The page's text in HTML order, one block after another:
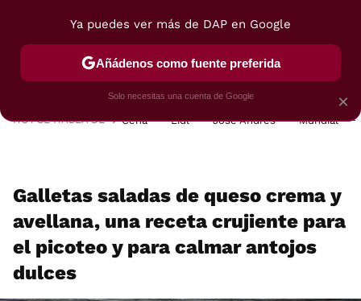
POSTRES VIAJES SELECCIÓN VEGUI
HOY SE HABLA DE Cena Lidl José Andrés Mundial
Galletas saladas de queso crema y
avellana, una receta crujiente para
el picoteo y para calmar antojos
dulces
×
Ya puedes ver más de DAP en Google
Añádenos como fuente preferida
Solo necesitas una cuenta de Google